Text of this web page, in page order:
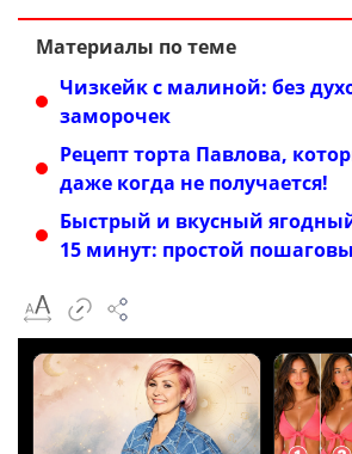
Материалы по теме
Чизкейк с малиной: без
заморочек
Рецепт торта Павлова,
даже когда не получается!
Быстрый и вкусный
15 минут: простой